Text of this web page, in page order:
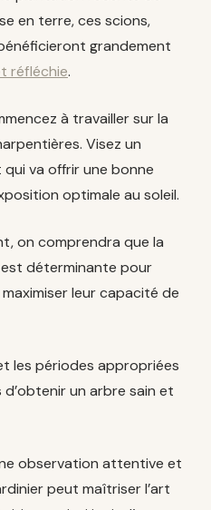
en terre, ces scions,
grandement
réfléchie.
à travailler sur la
Visez un
va offrir une bonne
optimale au soleil.
on comprendra que la
déterminante pour
leur capacité de
les périodes appropriées
un arbre sain et
observation attentive et
peut maîtriser l’art